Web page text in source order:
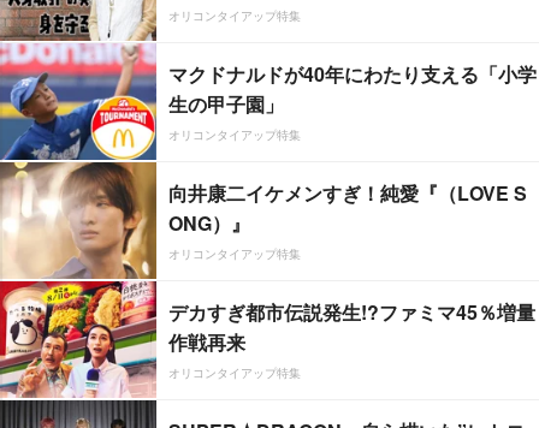
オリコンタイアップ特集
マクドナルドが40年にわたり支える「小学
生の甲子園」
オリコンタイアップ特集
向井康二イケメンすぎ！純愛『（LOVE S
ONG）』
オリコンタイアップ特集
デカすぎ都市伝説発生!?ファミマ45％増量
作戦再来
オリコンタイアップ特集